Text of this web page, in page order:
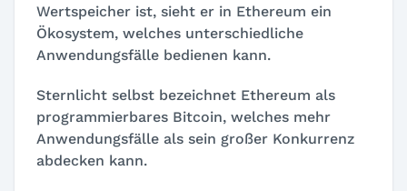
Wertspeicher ist, sieht er in Ethereum ein
Ökosystem, welches unterschiedliche
Anwendungsfälle bedienen kann.
Sternlicht selbst bezeichnet Ethereum als
programmierbares Bitcoin, welches mehr
Anwendungsfälle als sein großer Konkurrenz
abdecken kann.